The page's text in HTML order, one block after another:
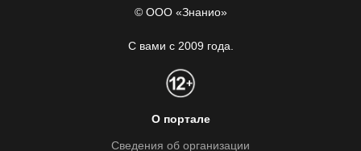
© ООО «Знанио»
С вами с 2009 года.
О портале
Сведения об организации